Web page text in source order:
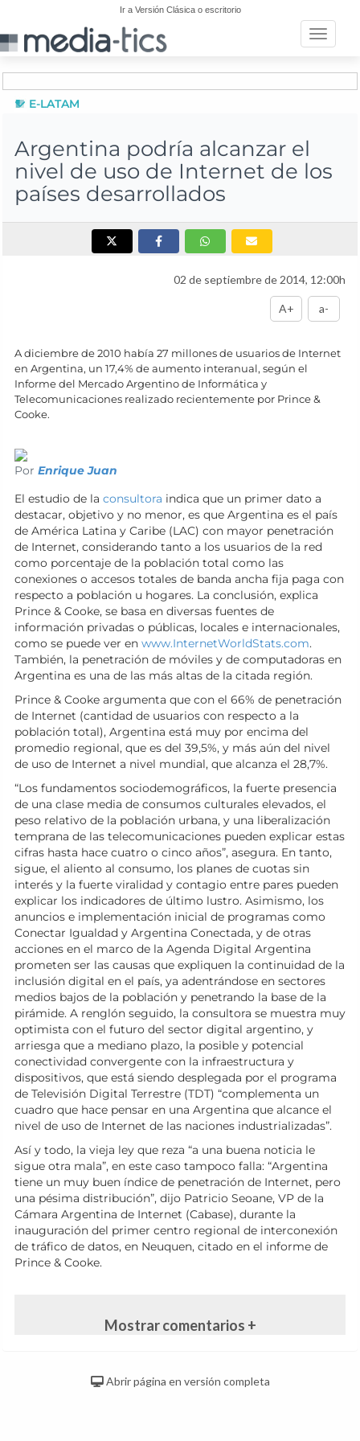
Ir a Versión Clásica o escritorio
Toggle
E-LATAM
Argentina podría alcanzar el
nivel de uso de Internet de los
países desarrollados
02 de septiembre de 2014, 12:00h
A+ a-
A diciembre de 2010 había 27 millones de usuarios de Internet
en Argentina, un 17,4% de aumento interanual, según el
Informe del Mercado Argentino de Informática y
Telecomunicaciones realizado recientemente por Prince &
Cooke.
Por Enrique Juan
El estudio de la consultora indica que un primer dato a
destacar, objetivo y no menor, es que Argentina es el país
de América Latina y Caribe (LAC) con mayor penetración
de Internet, considerando tanto a los usuarios de la red
como porcentaje de la población total como las
conexiones o accesos totales de banda ancha fija paga con
respecto a población u hogares. La conclusión, explica
Prince & Cooke, se basa en diversas fuentes de
información privadas o públicas, locales e internacionales,
como se puede ver en www.InternetWorldStats.com.
También, la penetración de móviles y de computadoras en
Argentina es una de las más altas de la citada región.
Prince & Cooke argumenta que con el 66% de penetración
de Internet (cantidad de usuarios con respecto a la
población total), Argentina está muy por encima del
promedio regional, que es del 39,5%, y más aún del nivel
de uso de Internet a nivel mundial, que alcanza el 28,7%.
“Los fundamentos sociodemográficos, la fuerte presencia
de una clase media de consumos culturales elevados, el
peso relativo de la población urbana, y una liberalización
temprana de las telecomunicaciones pueden explicar estas
cifras hasta hace cuatro o cinco años”, asegura. En tanto,
sigue, el aliento al consumo, los planes de cuotas sin
interés y la fuerte viralidad y contagio entre pares pueden
explicar los indicadores de último lustro. Asimismo, los
anuncios e implementación inicial de programas como
Conectar Igualdad y Argentina Conectada, y de otras
acciones en el marco de la Agenda Digital Argentina
prometen ser las causas que expliquen la continuidad de la
inclusión digital en el país, ya adentrándose en sectores
medios bajos de la población y penetrando la base de la
pirámide. A renglón seguido, la consultora se muestra muy
optimista con el futuro del sector digital argentino, y
arriesga que a mediano plazo, la posible y potencial
conectividad convergente con la infraestructura y
dispositivos, que está siendo desplegada por el programa
de Televisión Digital Terrestre (TDT) “complementa un
cuadro que hace pensar en una Argentina que alcance el
nivel de uso de Internet de las naciones industrializadas”.
Así y todo, la vieja ley que reza “a una buena noticia le
sigue otra mala”, en este caso tampoco falla: “Argentina
tiene un muy buen índice de penetración de Internet, pero
una pésima distribución”, dijo Patricio Seoane, VP de la
Cámara Argentina de Internet (Cabase), durante la
inauguración del primer centro regional de interconexión
de tráfico de datos, en Neuquen, citado en el informe de
Prince & Cooke.
Mostrar comentarios +
Abrir página en versión completa